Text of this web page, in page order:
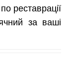
реставрації
за ваші